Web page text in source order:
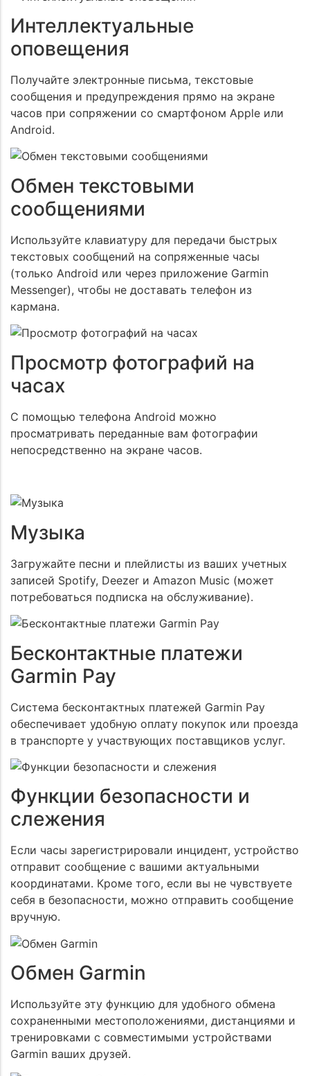
Интеллектуальные
оповещения
Получайте электронные письма, текстовые
сообщения и предупреждения прямо на экране
часов при сопряжении со смартфоном Apple или
Android.
Обмен текстовыми
сообщениями
Используйте клавиатуру для передачи быстрых
текстовых сообщений на сопряженные часы
(только Android или через приложение Garmin
Messenger), чтобы не доставать телефон из
кармана.
Просмотр фотографий на
часах
С помощью телефона Android можно
просматривать переданные вам фотографии
непосредственно на экране часов.
Музыка
Загружайте песни и плейлисты из ваших учетных
записей Spotify, Deezer и Amazon Music (может
потребоваться подписка на обслуживание).
Бесконтактные платежи
Garmin Pay
Система бесконтактных платежей Garmin Pay
обеспечивает удобную оплату покупок или проезда
в транспорте у участвующих поставщиков услуг.
Функции безопасности и
слежения
Если часы зарегистрировали инцидент, устройство
отправит сообщение с вашими актуальными
координатами. Кроме того, если вы не чувствуете
себя в безопасности, можно отправить сообщение
вручную.
Обмен Garmin
Используйте эту функцию для удобного обмена
сохраненными местоположениями, дистанциями и
тренировками с совместимыми устройствами
Garmin ваших друзей.